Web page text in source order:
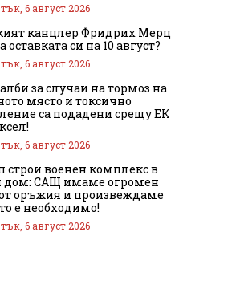
6 август 2026
канцлер Фридрих Мерц
оставката си на 10 август?
6 август 2026
за случаи на тормоз на
място и токсично
са подадени срещу ЕК
6 август 2026
строи военен комплекс в
дом: САЩ имаме огромен
оръжия и произвеждаме
е необходимо!
6 август 2026